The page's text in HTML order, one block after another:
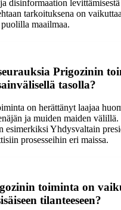
disinformaation levittämisestä
tarkoituksena on
maailmaa.
Prigozinin
tasolla?
on herättänyt laajaa
ja muiden maiden välillä.
esimerkiksi Yhdysvaltain
prosesseihin eri maissa.
toiminta on
tilanteeseen?